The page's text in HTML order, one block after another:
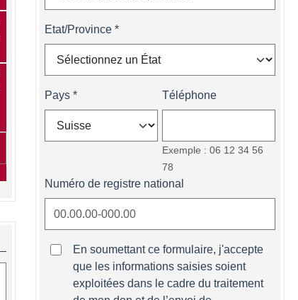
Etat/Province
Pays Téléphone
Exemple : 06 12 34 56
78
Numéro de registre national
En soumettant ce formulaire, j'accepte
que les informations saisies soient
exploitées dans le cadre du traitement